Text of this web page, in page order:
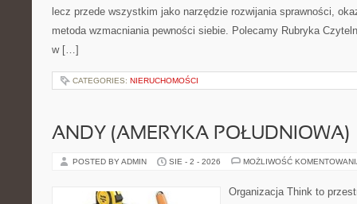
lecz przede wszystkim jako narzędzie rozwijania sprawności,
metoda wzmacniania pewności siebie. Polecamy Rubryka
w […]
CATEGORIES: NIERUCHOMOŚCI
ANDY (AMERYKA POŁUDNIOWA)
POSTED BY ADMIN SIE - 2 - 2026 MOŻLIWOŚĆ
Organizacja Think to